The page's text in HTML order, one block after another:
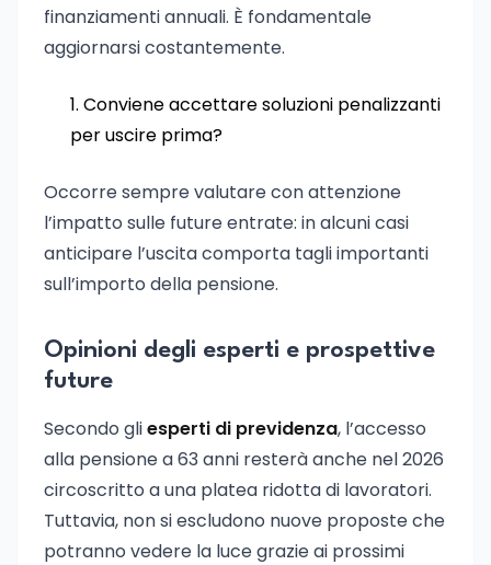
finanziamenti annuali. È fondamentale
aggiornarsi costantemente.
Conviene accettare soluzioni penalizzanti
per uscire prima?
Occorre sempre valutare con attenzione
l’impatto sulle future entrate: in alcuni casi
anticipare l’uscita comporta tagli importanti
sull’importo della pensione.
Opinioni degli esperti e prospettive
future
Secondo gliesperti di previdenza, l’accesso
alla pensione a 63 anni resterà anche nel 2026
circoscritto a una platea ridotta di lavoratori.
Tuttavia, non si escludono nuove proposte che
potranno vedere la luce grazie ai prossimi